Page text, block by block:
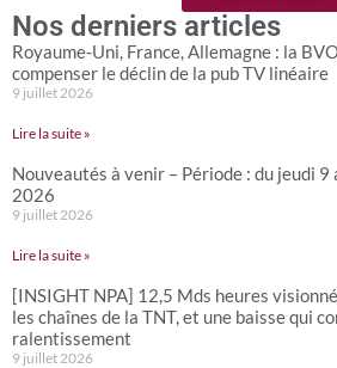
Nos derniers articles
Royaume-Uni, France, Allemagne : la
compenser le déclin de la pub TV linéaire
9 juillet 2026
Lire la suite »
Nouveautés à venir – Période : du jeudi
2026
9 juillet 2026
Lire la suite »
[INSIGHT NPA] 12,5 Mds heures
les chaînes de la TNT, et une baisse qui
ralentissement
9 juillet 2026